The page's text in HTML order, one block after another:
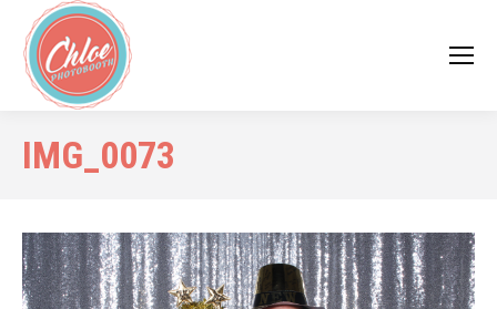
IMG_0073